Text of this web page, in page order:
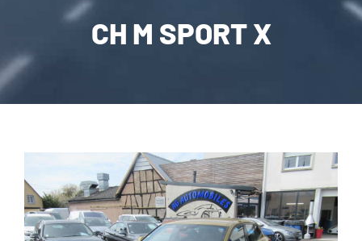
ENTRETIEN / MÉCANIQUE
CARROSSERIE / VITRAGE
CONTACT
CH M SPORT X